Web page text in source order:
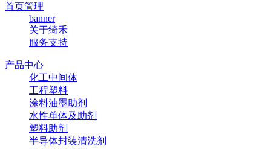
首页管理
banner
关于绮禾
服务支持
产品中心
化工中间体
工程塑料
涂料油墨助剂
水性单体及助剂
塑料助剂
半导体封装清洗剂